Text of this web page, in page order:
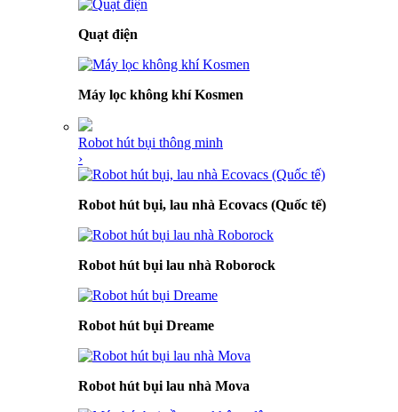
Quạt điện
Máy lọc không khí Kosmen
Robot hút bụi thông minh
›
Robot hút bụi, lau nhà Ecovacs (Quốc tế)
Robot hút bụi lau nhà Roborock
Robot hút bụi Dreame
Robot hút bụi lau nhà Mova